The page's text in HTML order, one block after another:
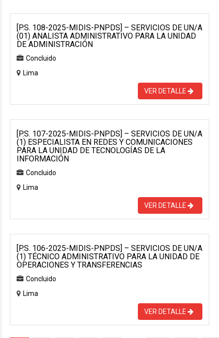
[P.S. 108-2025-MIDIS-PNPDS] – SERVICIOS DE UN/A
(01) ANALISTA ADMINISTRATIVO PARA LA UNIDAD
DE ADMINISTRACIÓN
Concluido
Lima
VER DETALLE
[P.S. 107-2025-MIDIS-PNPDS] – SERVICIOS DE UN/A
(1) ESPECIALISTA EN REDES Y COMUNICACIONES
PARA LA UNIDAD DE TECNOLOGÍAS DE LA
INFORMACIÓN
Concluido
Lima
VER DETALLE
[P.S. 106-2025-MIDIS-PNPDS] – SERVICIOS DE UN/A
(1) TÉCNICO ADMINISTRATIVO PARA LA UNIDAD DE
OPERACIONES Y TRANSFERENCIAS
Concluido
Lima
VER DETALLE